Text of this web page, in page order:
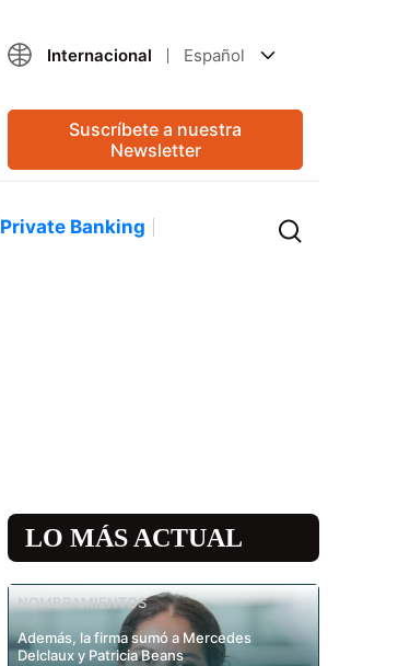
Internacional Español
Suscríbete a nuestra
Newsletter
Private Banking
LO MÁS ACTUAL
NOMBRAMIENTOS
Además, la firma sumó a Mercedes
Delclaux y Patricia Beans